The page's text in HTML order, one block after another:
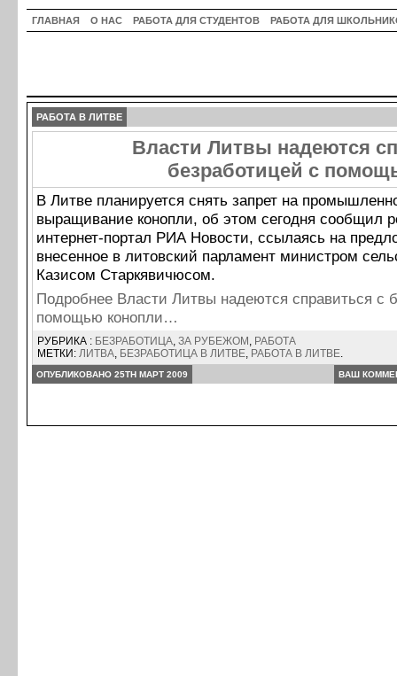
ГЛАВНАЯ О НАС РАБОТА ДЛЯ СТУДЕНТОВ РАБОТА ДЛЯ
РАБОТА В ЛИТВЕ
Власти Литвы надеются
безработицей с
В Литве планируется снять запрет на
выращивание конопли, об этом сегодня сообщил
интернет-портал РИА Новости, ссылаясь на
внесенное в литовский парламент министром
Казисом Старкявичюсом.
Подробнее Власти Литвы надеются справиться с
помощью конопли…
РУБРИКА : БЕЗРАБОТИЦА, ЗА РУБЕЖОМ , РАБОТА
МЕТКИ: ЛИТВА, БЕЗРАБОТИЦА В ЛИТВЕ, РАБОТА В ЛИТВЕ.
ОПУБЛИКОВАНО 25TH МАРТ 2009 ВАШ